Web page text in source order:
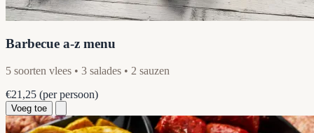
Barbecue a-z menu
5 soorten vlees • 3 salades • 2 sauzen
€21,25 (per persoon)
Voeg toe